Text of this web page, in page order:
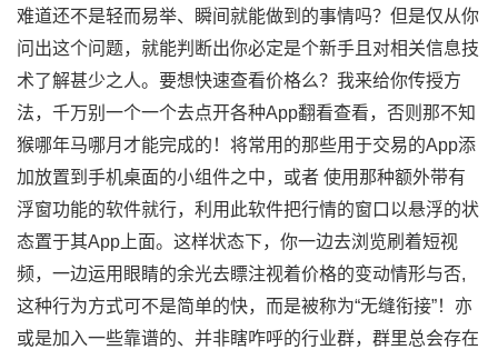
难道还不是轻而易举、瞬间就能做到的事情吗？但是仅从你
问出这个问题，就能判断出你必定是个新手且对相关信息技
术了解甚少之人。要想快速查看价格么？我来给你传授方
法，千万别一个一个去点开各种App翻看查看，否则那不知
猴哪年马哪月才能完成的！将常用的那些用于交易的App添
加放置到手机桌面的小组件之中，或者 使用那种额外带有
浮窗功能的软件就行，利用此软件把行情的窗口以悬浮的状
态置于其App上面。这样状态下，你一边去浏览刷着短视
频，一边运用眼睛的余光去瞟注视着价格的变动情形与否,
这种行为方式可不是简单的快，而是被称为“无缝衔接”！亦
或是加入一些靠谱的、并非瞎咋呼的行业群，群里总会存在